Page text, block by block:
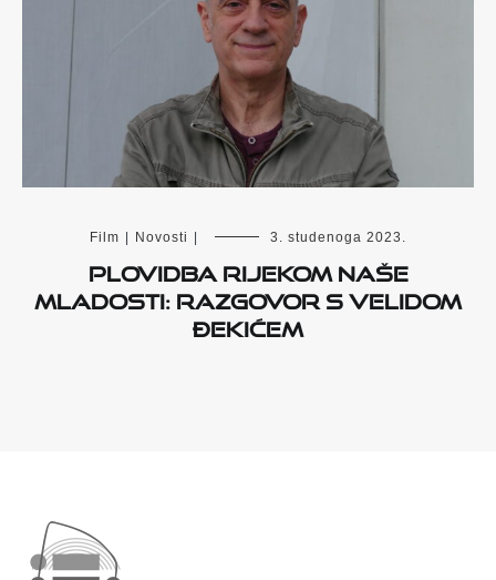
Film Novosti 3. studenoga 2023.
Plovidba Rijekom naše
mladosti: razgovor s Velidom
Đekićem